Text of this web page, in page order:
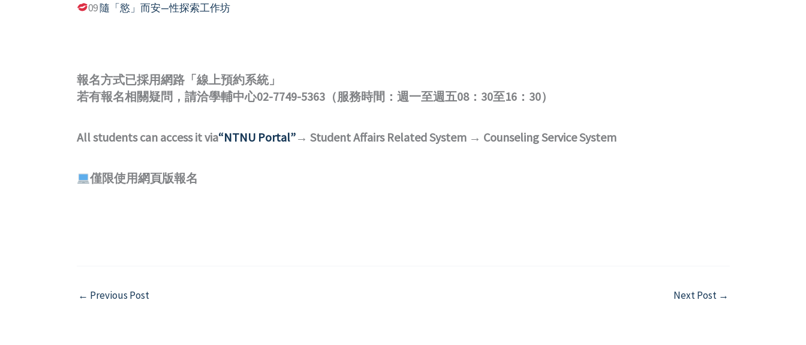
09隨「慾」而安—性探索工作坊
報名方式已採用網路「線上預約系統」
若有報名相關疑問，請洽學輔中心02-7749-5363（服務時間：週一至週五08：30至16：30）
All students can access it via“NTNU Portal”→ Student Affairs Related System → Counseling Service System
僅限使用網頁版報名
← Previous Post Next Post →